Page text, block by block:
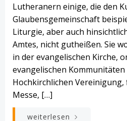
Lutheranern einige, die den
Glaubensgemeinschaft
Liturgie, aber auch
Amtes, nicht gutheißen. Sie
in der evangelischen Kirche,
evangelischen
Hochkirchlichen
Messe, […]
weiterlesen